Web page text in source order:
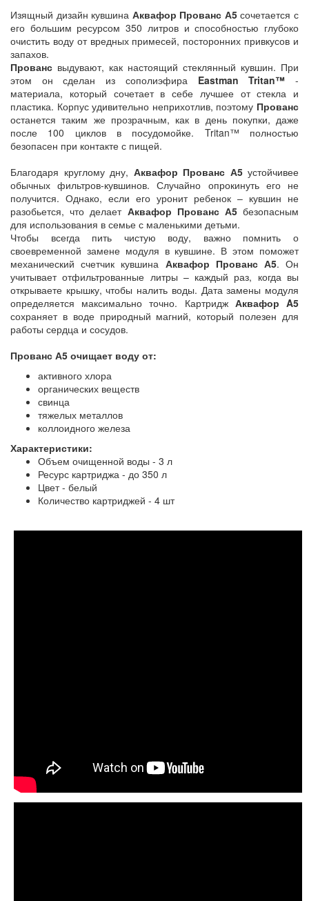
Изящный дизайн кувшина Аквафор Прованс А5сочетается с
его большим ресурсом 350 литров и способностью глубоко
очистить воду от вредных примесей, посторонних привкусов и
запахов.
Прованс выдувают, как настоящий стеклянный кувшин. При
этом он сделан из сополиэфира Eastman Tritan™ -
материала, который сочетает в себе лучшее от стекла и
пластика. Корпус удивительно неприхотлив, поэтому Прованс
останется таким же прозрачным, как в день покупки, даже
после 100 циклов в посудомойке. Tritan™ полностью
безопасен при контакте с пищей.
Благодаря круглому дну, Аквафор Прованс А5устойчивее
обычных фильтров-кувшинов. Случайно опрокинуть его не
получится. Однако, если его уронит ребенок – кувшин не
разобьется, что делает Аквафор Прованс А5безопасным
для использования в семье с маленькими детьми.
Чтобы всегда пить чистую воду, важно помнить о
своевременной замене модуля в кувшине. В этом поможет
механический счетчик кувшина Аквафор Прованс А5. Он
учитывает отфильтрованные литры – каждый раз, когда вы
открываете крышку, чтобы налить воды. Дата замены модуля
определяется максимально точно. Картридж Аквафор A5
сохраняет в воде природный магний, который полезен для
работы сердца и сосудов.
Прованс А5 очищает воду от:
активного хлора
органических веществ
свинца
тяжелых металлов
коллоидного железа
Характеристики:
Объем очищенной воды - 3 л
Ресурс картриджа - до 350 л
Цвет - белый
Количество картриджей - 4 шт